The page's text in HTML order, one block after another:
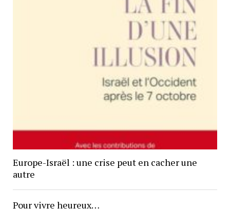
Europe-Israël : une crise peut en cacher une
autre
Pour vivre heureux…